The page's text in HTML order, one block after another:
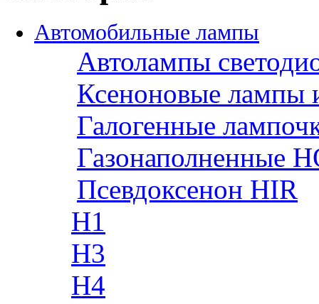
Автомобильные лампы
Автолампы
Ксеноновые лампы
Галогенные
Газонаполненные
Псевдоксенон HIR
H1
H3
H4